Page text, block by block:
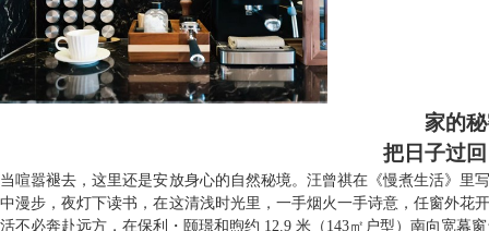
家的
把日子过
当喧嚣褪去，这里还是安放身心的自然秘境。汪曾祺在《慢煮生活》里
中漫步，夜灯下读书，在这清浅时光里，一手烟火一手诗意，任窗外花
活不必奔赴远方，在保利
・ 颐璟和煦约 12.9 米（143㎡户型）南向宽幕